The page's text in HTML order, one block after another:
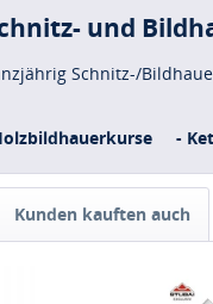
und
Schnitz-/
-
Kunden kauften auch